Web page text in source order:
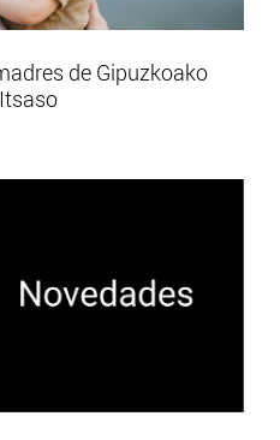
de Gipuzkoako